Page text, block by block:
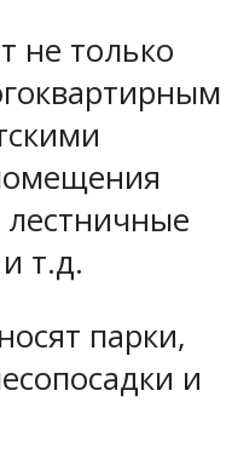
не только
лестничные
т.д.
парки,
и